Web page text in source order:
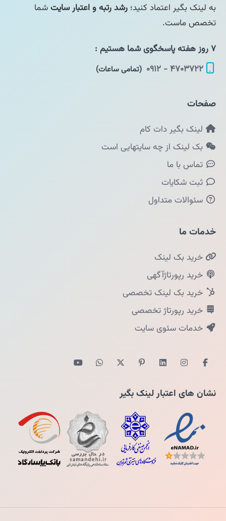
به لینک بگیر اعتماد کنید؛ رشد رتبه و اعتبار سایتشما
تخصص ماست.
۷ روز هفته پاسخگوی شما هستیم :
۴۷۰۳۷۲۲ - ۰۹۱۲
(تمامی ساعات)
صفحات
لینک بگیر دات کام
بک لینک از چه سایتهایی است
تماس با ما
ثبت شکایات
سئوالات متداول
خدمات ما
خرید بک لینک
خرید رپورتاژآگهی
خرید بک لینک تخصصی
خرید رپورتاژ تخصصی
خدمات سئوی سایت
نشان های اعتبار لینک بگیر